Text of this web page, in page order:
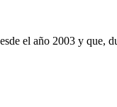
el año 2003 y que,